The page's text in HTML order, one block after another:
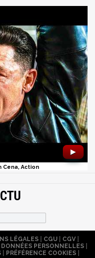
►
Cena, Action
LÉGALES| CGU| CGV|
PERSONNELLES
PRÉFÉRENCE COOKIES